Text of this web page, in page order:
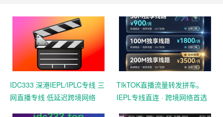
IDC333 深港IEPL/IPLC专线 三
网直播专线 低延迟跨境网络
TIkTOK直播流量转发拼车。
IEPL专线直连 · 跨境网络首选